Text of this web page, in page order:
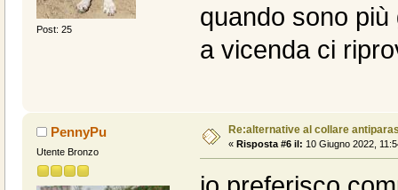
Post: 25
quando sono
a vicenda ci
PennyPu
Utente Bronzo
Re:alternative al collare
« Risposta #6 il: 10 Giugno 2022,